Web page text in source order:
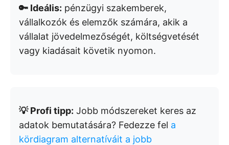
🔑 Ideális: pénzügyi szakemberek,
vállalkozók és elemzők számára, akik a
vállalat jövedelmezőségét, költségvetését
vagy kiadásait követik nyomon.
💡 Profi tipp: Jobb módszereket keres az
adatok bemutatására? Fedezze fel a
kördiagram alternatíváit a jobb